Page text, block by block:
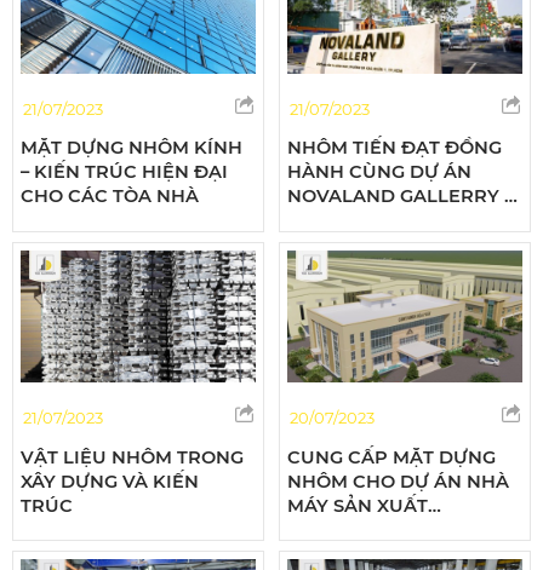
21/07/2023
MẶT DỰNG NHÔM KÍNH
– KIẾN TRÚC HIỆN ĐẠI
CHO CÁC TÒA NHÀ
21/07/2023
NHÔM TIẾN ĐẠT ĐỒNG
HÀNH CÙNG DỰ ÁN
NOVALAND GALLERRY -
NGOẠN MỤC
21/07/2023
VẬT LIỆU NHÔM TRONG
XÂY DỰNG VÀ KIẾN
TRÚC
20/07/2023
CUNG CẤP MẶT DỰNG
NHÔM CHO DỰ ÁN NHÀ
MÁY SẢN XUẤT